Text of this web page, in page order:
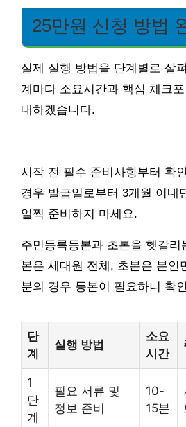
25만원 신청 방법
실제 실행 방법을 단계별로 살
계마다 소요시간과 핵심 체크
내하겠습니다.
시작 전 필수 준비사항부터 확
경우 발급일로부터 3개월 이내
일찍 준비하지 마세요.
주민등록등본과 초본을 헷갈리
본은 세대원 전체, 초본은 본인
분의 경우 등본이 필요하니 확
단
계
실행 방법
소요
시간
1
단
계
필요 서류 및
정보 준비
10-
15분